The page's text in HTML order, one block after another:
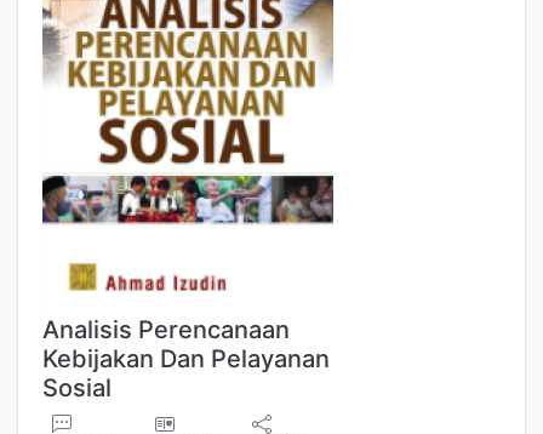
Analisis Perencanaan
Kebijakan Dan Pelayanan
Sosial